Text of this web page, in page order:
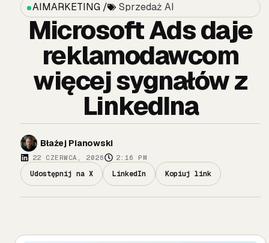
AIMARKETING / Sprzedaż AI
Microsoft Ads daje
reklamodawcom
więcej sygnałów z
LinkedIna
Błażej Pianowski
22 CZERWCA, 2026 2:16 PM
Udostępnij na X LinkedIn Kopiuj link